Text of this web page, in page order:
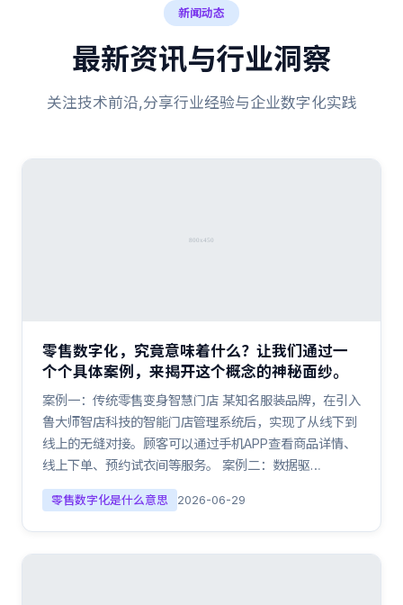
新闻动态
最新资讯与行业洞察
关注技术前沿,分享行业经验与企业数字化实践
零售数字化，究竟意味着什么？让我们通过一
个个具体案例，来揭开这个概念的神秘面纱。
案例一：传统零售变身智慧门店 某知名服装品牌，在引入
鲁大师智店科技的智能门店管理系统后，实现了从线下到
线上的无缝对接。顾客可以通过手机APP查看商品详情、
线上下单、预约试衣间等服务。 案例二：数据驱…
零售数字化是什么意思 2026-06-29